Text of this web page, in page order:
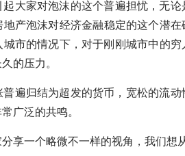
大家对泡沫的这个普遍担忧，无
地产泡沫对经济金融稳定的这个潜
市的情况下，对于刚刚城市中的
的压力。
遍归结为超发的货币，宽松的流
广泛的共鸣。
享一个略微不一样的视角，我们想